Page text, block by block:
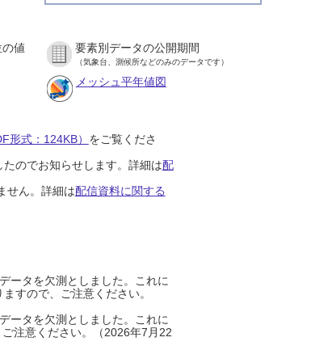
値 要素別データの公開期間
（気象台、測候所などのみのデータです）
メッシュ平年値図
形式：124KB） をご覧くださ
のでお知らせします。詳細は配
せん。詳細は配信資料に関する
ータを欠測としました。これに
すので、ご注意ください。
ータを欠測としました。これに
注意ください。（2026年7月22